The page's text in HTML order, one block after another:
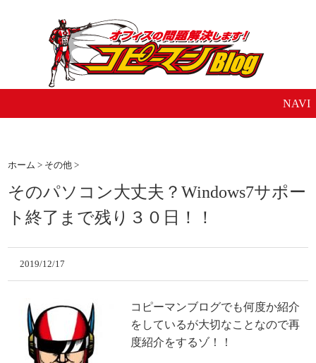
NAVI
ホーム > その他 >
そのパソコン大丈夫？Windows7サポー
ト終了まで残り３０日！！
2019/12/17
コピーマンブログでも何度か紹介
をしているが大切なことなので再
度紹介をするゾ！！